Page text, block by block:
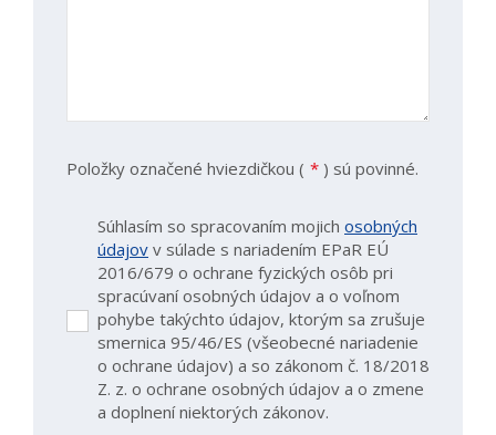
Položky označené hviezdičkou ( * ) sú povinné.
Súhlasím
spracovaním
mojich
osobných
Súhlasím so spracovaním mojich osobných
údajov v súlade s nariadením EPaR EÚ
2016/679 o ochrane fyzických osôb pri
spracúvaní osobných údajov a o voľnom
pohybe takýchto údajov, ktorým sa zrušuje
smernica 95/46/ES (všeobecné nariadenie
o ochrane údajov) a so zákonom č. 18/2018
Z. z. o ochrane osobných údajov a o zmene
a doplnení niektorých zákonov.